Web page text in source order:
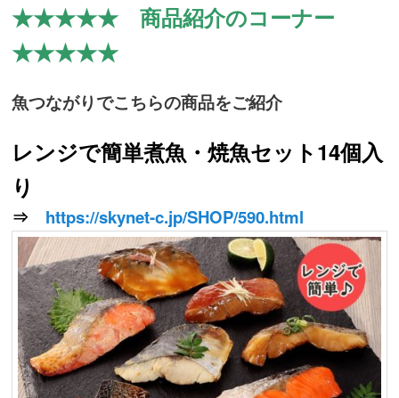
★★★★★ 商品紹介のコーナー
★★★★★
魚つながりでこちらの商品をご紹介
レンジで簡単煮魚・焼魚セット14個入
り
⇒ https://skynet-c.jp/SHOP/590.html